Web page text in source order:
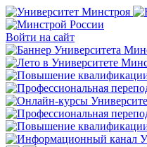
Войти на сайт